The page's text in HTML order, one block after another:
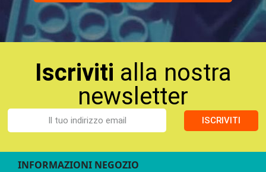
Iscriviti alla nostra
newsletter
ISCRIVITI
INFORMAZIONI NEGOZIO